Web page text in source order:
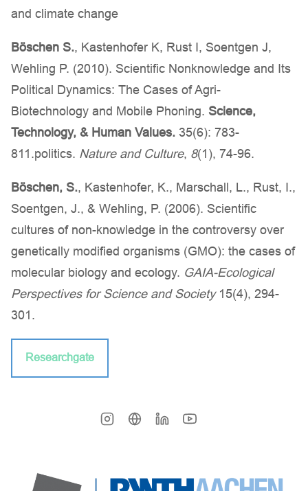
and climate change
Böschen S., Kastenhofer K, Rust I, Soentgen J,
Wehling P. (2010). Scientific Nonknowledge and Its
Political Dynamics: The Cases of Agri-
Biotechnology and Mobile Phoning. Science,
Technology, & Human Values. 35(6): 783-
811.politics. Nature and Culture, 8(1), 74-96.
Böschen, S., Kastenhofer, K., Marschall, L., Rust, I.,
Soentgen, J., & Wehling, P. (2006). Scientific
cultures of non-knowledge in the controversy over
genetically modified organisms (GMO): the cases of
molecular biology and ecology. GAIA-Ecological
Perspectives for Science and Society15(4), 294-
301.
Researchgate